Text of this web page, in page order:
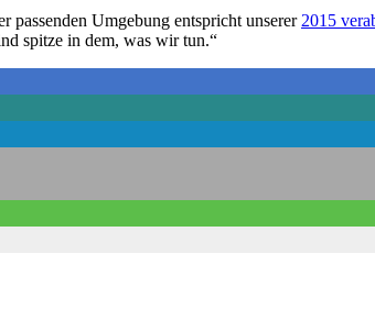
passenden Umgebung entspricht unserer 2015
spitze in dem, was wir tun.“